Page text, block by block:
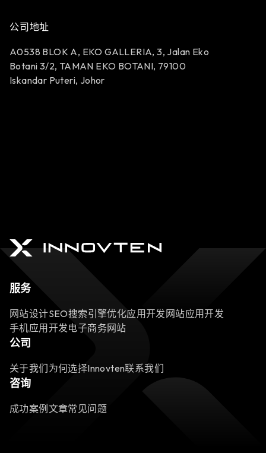
公司地址
A0538 BLOK A, EKO GALLERIA, 3, Jalan Eko
Botani 3/2, TAMAN EKO BOTANI, 79100
Iskandar Puteri, Johor
服务
网站设计SEO搜索引擎优化应用开发 网站应用开发
手机应用开发电子商务网站
公司
关于我们 为何选择Innovten联系我们
咨询
成功案例 文章常见问题